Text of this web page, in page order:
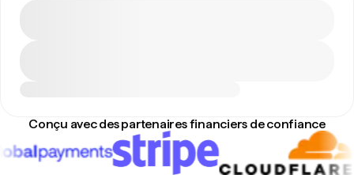
Conçu avec des partenaires financiers de confiance